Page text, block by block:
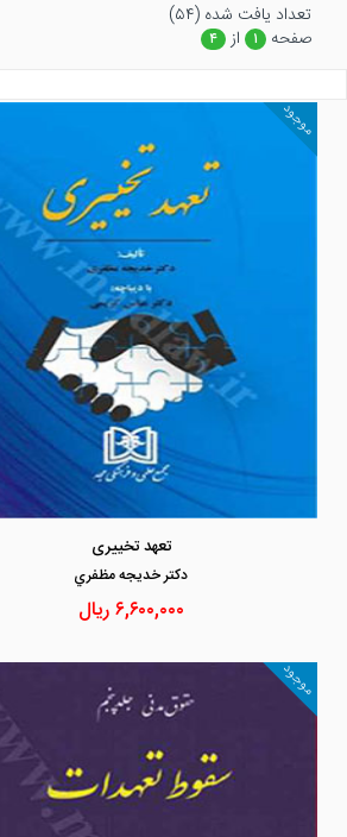
تعداد يافت شده (۵۴)
صفحه
۱ از ۴
موجود
تعهد تخییری
دكتر خديجه مظفري
۶,۶۰۰,۰۰۰ریال
موجود